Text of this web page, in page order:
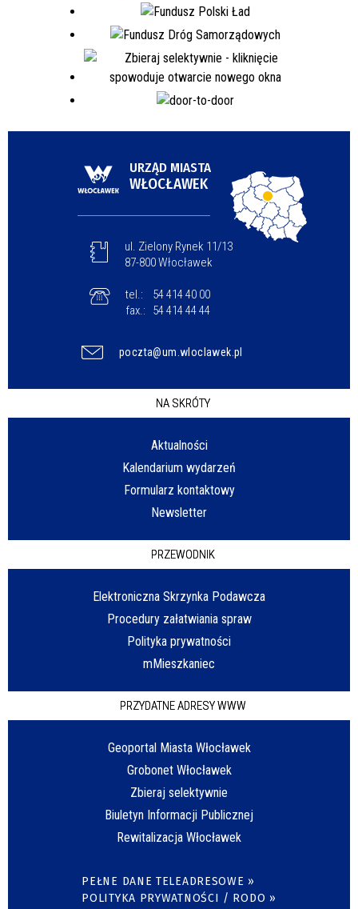
URZĄD MIASTA
WŁOCŁAWEK
ul. Zielony Rynek 11/13
87-800 Włocławek
tel.:
54 414 40 00
fax.:
54 414 44 44
poczta@um.wloclawek.pl
NA SKRÓTY
Aktualności
Kalendarium wydarzeń
Formularz kontaktowy
Newsletter
PRZEWODNIK
Elektroniczna Skrzynka Podawcza
Procedury załatwiania spraw
Polityka prywatności
mMieszkaniec
PRZYDATNE ADRESY WWW
Geoportal Miasta Włocławek
Grobonet Włocławek
Zbieraj selektywnie
Biuletyn Informacji Publicznej
Rewitalizacja Włocławek
PEŁNE DANE TELEADRESOWE »
POLITYKA PRYWATNOŚCI / RODO »